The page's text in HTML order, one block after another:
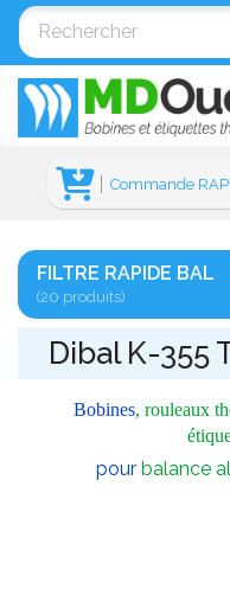
Commande
FILTRE RAPIDE BAL
(20 produits)
Dibal K-355
Bobines, rouleaux
pour balance